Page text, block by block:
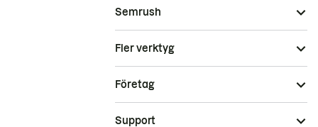
Semrush
Fler verktyg
Företag
Support